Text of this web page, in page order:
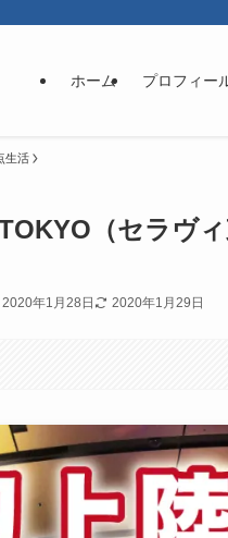
ホーム プロフィー
生活
（セラヴ
2020年1月28日 2020年1月29日